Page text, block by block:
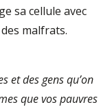
sa cellule avec
malfrats.
et des gens qu’on
que vos pauvres